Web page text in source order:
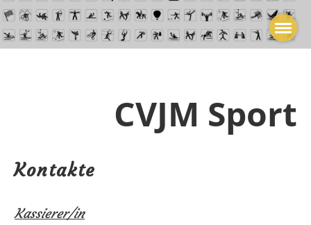
CVJM Sport
Kontakte
Kassierer/in